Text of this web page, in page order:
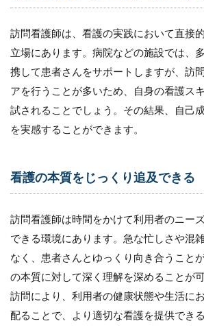
2.5
訪問
看護
を実
践す
るこ
とに
より
営す
る楽
しさ
わう
こと
きる
3
訪
問
訪問看護師は、看護の実践において直接
立場にあります。病院などの施設では、
携して患者さんをサポートしますが、訪
アを行うことが多いため、自身の看護ス
試されることでしょう。その結果、自己
を実感することができます。
看護の本質をじっくり追及できる
訪問看護師は時間をかけて利用者のニー
できる環境にあります。急な忙しさや混
なく、患者さんとゆっくり向き合うこと
の本質に対して深く理解を深めることが
訪問により、利用者の健康状態や生活に
配ることで、より適切な看護を提供できる